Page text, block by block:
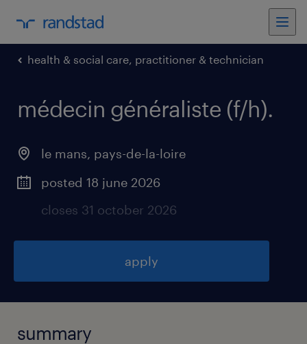
health & social care, practitioner & technician
médecin généraliste (f/h).
le mans, pays-de-la-loire
posted 18 june 2026
closes 31 october 2026
apply
summary